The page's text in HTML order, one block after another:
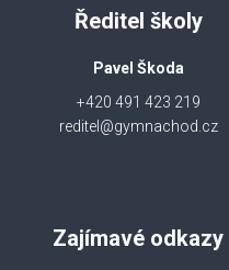
Ředitel školy
Pavel Škoda
+420 491 423 219
reditel@gymnachod.cz
Zajímavé odkazy